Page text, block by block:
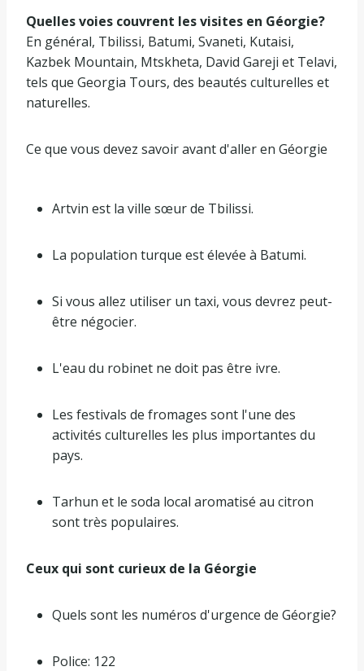
Quelles voies couvrent les visites en Géorgie?
En général, Tbilissi, Batumi, Svaneti, Kutaisi,
Kazbek Mountain, Mtskheta, David Gareji et Telavi,
tels que Georgia Tours, des beautés culturelles et
naturelles.
Ce que vous devez savoir avant d'aller en Géorgie
Artvin est la ville sœur de Tbilissi.
La population turque est élevée à Batumi.
Si vous allez utiliser un taxi, vous devrez peut-
être négocier.
L'eau du robinet ne doit pas être ivre.
Les festivals de fromages sont l'une des
activités culturelles les plus importantes du
pays.
Tarhun et le soda local aromatisé au citron
sont très populaires.
Ceux qui sont curieux de la Géorgie
Quels sont les numéros d'urgence de Géorgie?
Police: 122